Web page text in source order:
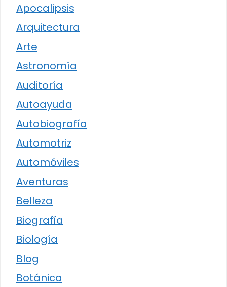
Apocalipsis
Arquitectura
Arte
Astronomía
Auditoría
Autoayuda
Autobiografía
Automotriz
Automóviles
Aventuras
Belleza
Biografía
Biología
Blog
Botánica